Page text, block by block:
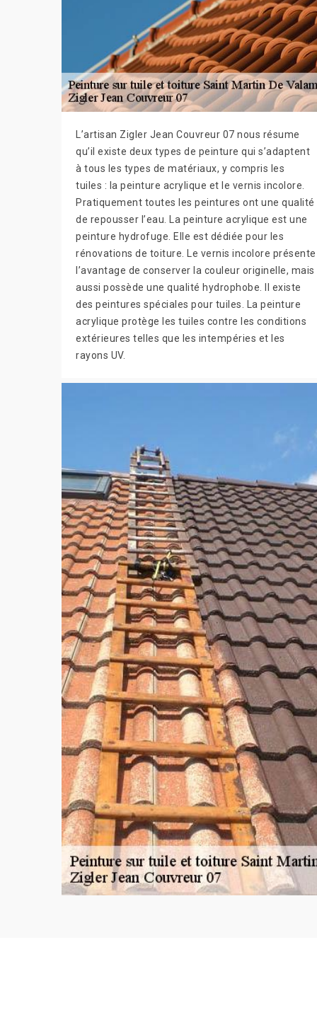
L’artisan Zigler Jean Couvreur 07 nous résume
qu’il existe deux types de peinture qui s’adaptent
à tous les types de matériaux, y compris les
tuiles : la peinture acrylique et le vernis incolore.
Pratiquement toutes les peintures ont une qualité
de repousser l’eau. La peinture acrylique est une
peinture hydrofuge. Elle est dédiée pour les
rénovations de toiture. Le vernis incolore présente
l’avantage de conserver la couleur originelle, mais
aussi possède une qualité hydrophobe. Il existe
des peintures spéciales pour tuiles. La peinture
acrylique protège les tuiles contre les conditions
extérieures telles que les intempéries et les
rayons UV.